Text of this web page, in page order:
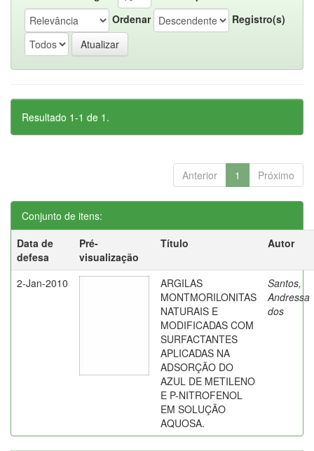
Ordenar
Registro(s)
Resultado 1-1 de 1.
Anterior 1 Próximo
Conjunto de itens:
Data de
defesa
Pré-
visualização
Título Autor
2-Jan-2010
ARGILAS
MONTMORILONITAS
NATURAIS E
MODIFICADAS COM
SURFACTANTES
APLICADAS NA
ADSORÇÃO DO
AZUL DE METILENO
E P-NITROFENOL
EM SOLUÇÃO
AQUOSA.
Santos,
Andressa
dos